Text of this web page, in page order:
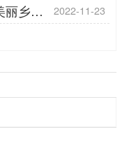
丽乡村
2022-11-23